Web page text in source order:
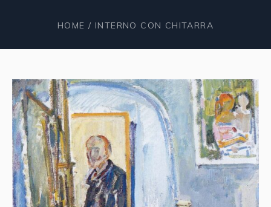
HOME / INTERNO CON CHITARRA